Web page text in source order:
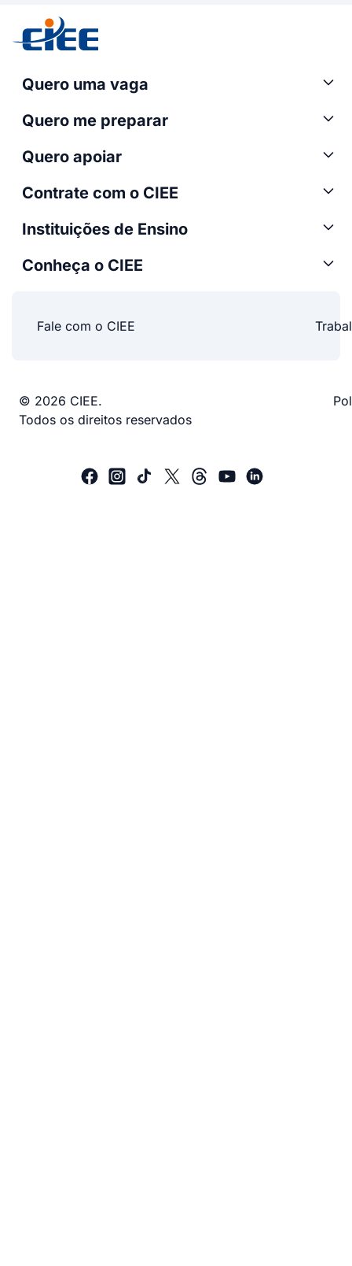
Quero uma vaga
Quero me preparar
Quero apoiar
Contrate com o CIEE
Instituições de Ensino
Conheça o CIEE
Fale com o CIEE
© 2026 CIEE.
Todos os direitos reservados